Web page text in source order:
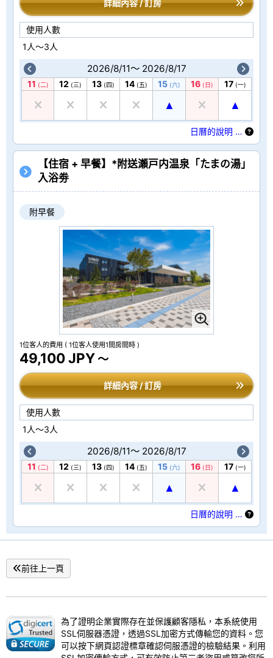
詳細內容 / 訂房
使用人數
1人～3人
2026/8/11～ 2026/8/17
11 (二) 12 (三) 13 (四) 14 (五) 15 (六) 16 (日) 17 (一)
日曆的說明 …
【住宿 + 早餐】*附送瀬戸内温泉「たまの湯」
入浴劵
附早餐
1位客人的費用 ( 1位客人使用1間房間時 )
49,100 JPY～
詳細內容 / 訂房
使用人數
1人～3人
2026/8/11～ 2026/8/17
11 (二) 12 (三) 13 (四) 14 (五) 15 (六) 16 (日) 17 (一)
日曆的說明 …
前往上一頁
為了證明企業實際存在並保護顧客隱私，本系統使用
SSL伺服器憑證，透過SSL加密方式傳輸您的資料。您
可以按下網頁認證標章確認伺服憑證的檢驗結果。利用